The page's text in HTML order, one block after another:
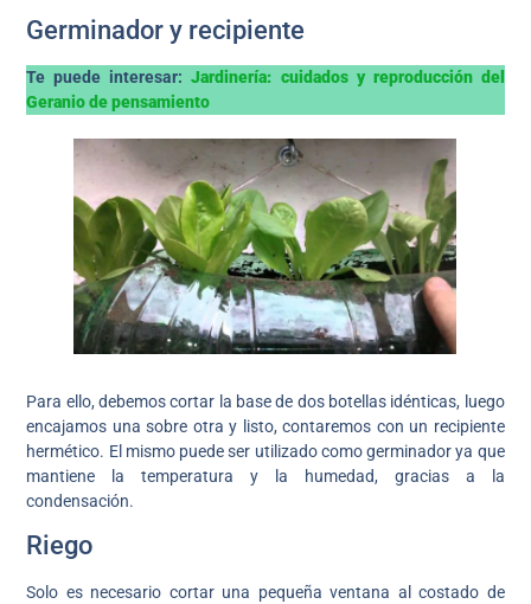
Germinador y recipiente
Te puede interesar: Jardinería: cuidados y reproducción del
Geranio de pensamiento
Para ello, debemos cortar la base de dos botellas idénticas, luego
encajamos una sobre otra y listo, contaremos con un recipiente
hermético. El mismo puede ser utilizado como germinador ya que
mantiene la temperatura y la humedad, gracias a la
condensación.
Riego
Solo es necesario cortar una pequeña ventana al costado de